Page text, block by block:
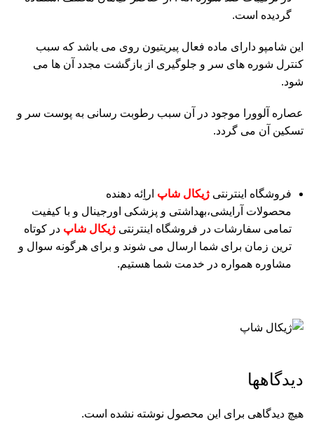
گردیده است.
این شامپو دارای ماده فعال پیریتیون روی می باشد که سبب
کنترل شوره های سر و جلوگیری از بازگشت مجدد آن ها می
شود.
عصاره آلوورا موجود در آن سبب رطوبت رسانی به پوست سر و
تسکین آن می گردد.
فروشگاه اینترنتی ژیکال شاپ اراِئه دهنده
محصولات آرایشی،بهداشتی و پزشکی اورجینال و با کیفیت
تمامی سفارشات در فروشگاه اینترنتی ژیکال شاپ در کوتاه
ترین زمان برای شما ارسال می شوند و برای هرگونه سوال و
مشاوره همواره در خدمت شما هستیم.
دیدگاهها
هیچ دیدگاهی برای این محصول نوشته نشده است.